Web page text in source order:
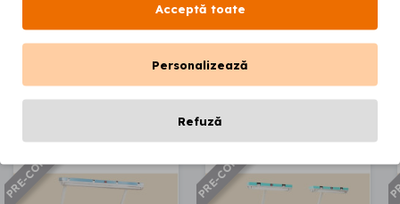
PRE-COMANDA PRE-COMANDA
Acceptă toate
Personalizează
Refuză